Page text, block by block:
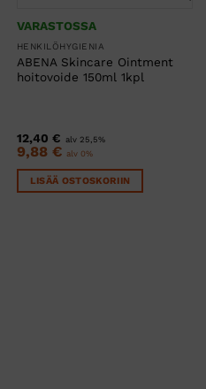
VARASTOSSA
HENKILÖHYGIENIA
ABENA Skincare Ointment
hoitovoide 150ml 1kpl
12,40 € alv 25,5%
9,88 € alv 0%
LISÄÄ OSTOSKORIIN